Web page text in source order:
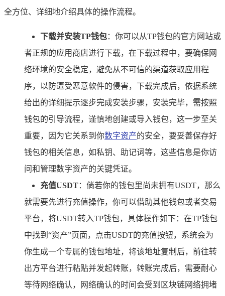
全方位、详细地介绍具体的操作流程。
下载并安装TP钱包：你可以从TP钱包的官方网站或
者正规的应用商店进行下载，在下载过程中，要确保网
络环境的安全稳定，避免从不可信的渠道获取应用程
序，以防遭受恶意软件的侵害，下载完成后，依据系统
给出的详细提示逐步完成安装步骤，安装完毕，需按照
钱包的引导流程，谨慎地创建或导入钱包，这一步至关
重要，因为它关系到你数字资产的安全，要妥善保存好
钱包的相关信息，如私钥、助记词等，这些信息是你访
问和管理数字资产的关键凭证。
充值USDT：倘若你的钱包里尚未拥有USDT，那么
就需要先进行充值操作，你可以借助其他钱包或者交易
平台，将USDT转入TP钱包，具体操作如下：在TP钱包
中找到“资产”页面，点击USDT的充值按钮，系统会为
你生成一个专属的钱包地址，将该地址复制后，前往转
出方平台进行粘贴并发起转账，转账完成后，需要耐心
等待网络确认，网络确认的时间会受到区块链网络拥堵